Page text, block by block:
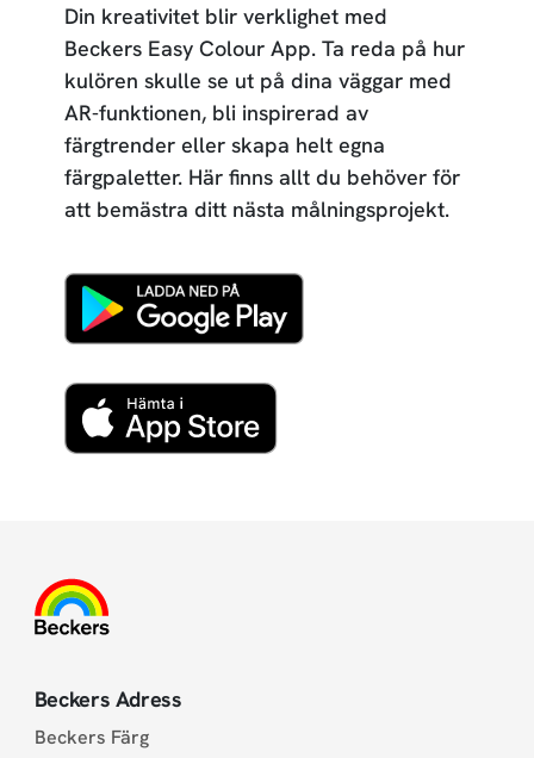
Din kreativitet blir verklighet med
Beckers Easy Colour App. Ta reda på hur
kulören skulle se ut på dina väggar med
AR-funktionen, bli inspirerad av
färgtrender eller skapa helt egna
färgpaletter. Här finns allt du behöver för
att bemästra ditt nästa målningsprojekt.
Beckers Adress
Beckers Färg